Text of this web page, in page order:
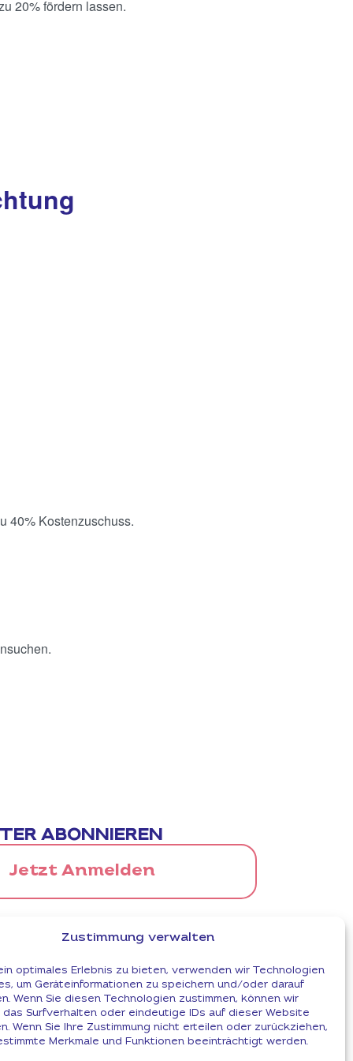
Zustimmung verwalten
optimales Erlebnis zu bieten, verwenden wir Technologien
um Geräteinformationen zu speichern und/oder darauf
Wenn Sie diesen Technologien zustimmen, können wir
das Surfverhalten oder eindeutige IDs auf dieser Website
Wenn Sie Ihre Zustimmung nicht erteilen oder zurückziehen,
Merkmale und Funktionen beeinträchtigt werden.
20% fördern lassen.
40% Kostenzuschuss.
ABONNIEREN
Jetzt Anmelden
in die Zusendung des Newsletters ein.